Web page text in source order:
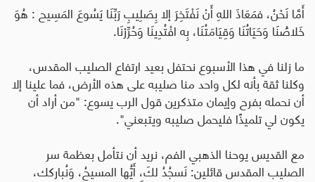
أَمَّا نَحْنُ، فمَعَاذَ اللهِ أَنْ نَفْتَخِرَ إلا بِصَلِيبِ رَبِّنَا يَسُوعَ المَسِيح : هُوَ
خَلاصَُنَا وَحَيَاتُنَا وَقِيَامَتُنَا، بِه افْتُدِينَا وَحُرِّرْنَا.
ما زلنا في هذا الأسبوع نحتفل بعيد ارتفاع الصليب المقدس،
وكلنا ثقة بأنه لكل واحد منا صليبه على هذه الأرض، فما علينا إلا
أن نحمله بفرح وإيمان متذكرين قول الرب يسوع: "من أراد أن
يكون لي تلميذًا فليحمل صليبه ويتبعني".
مع القديس يوحنا الذهبي الفم، نريد أن نتأمل بعظمة سر
الصليب المقدس قائلين: نَسجُدُ لكَ، أَيُّها المسيحُ، وَنُباركك،